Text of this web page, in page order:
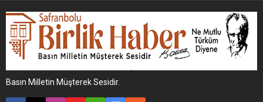
Basın Milletin Müşterek Sesidir.